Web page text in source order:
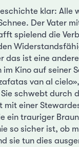
klar: Alle
Der Vater
spielend die
ist eine
Kino auf seiner
van al
schwebt durch
mit einer
ein trauriger
so sicher ist, ob
sie tun dies